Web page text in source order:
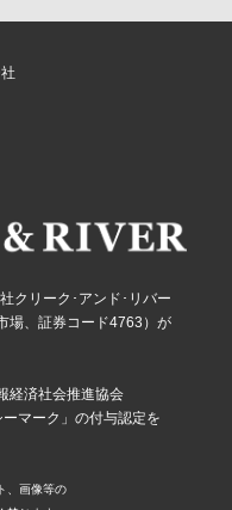
クリーク･アンド･リバー
場、証券コード4763）が
経済社会推進協会
ーマーク」の付与認定を
、画像等の